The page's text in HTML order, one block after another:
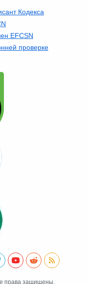
Кодекса
EFCSN
проверке
права защищены.